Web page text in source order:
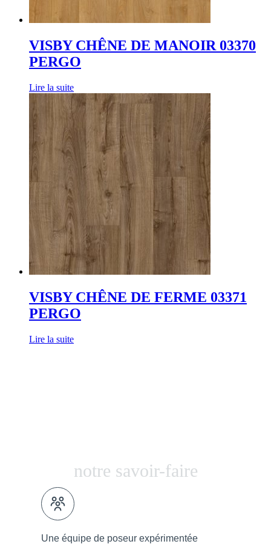
VISBY CHÊNE DE MANOIR 03370
PERGO
Lire la suite
VISBY CHÊNE DE FERME 03371
PERGO
Lire la suite
notre savoir-faire
Une équipe de poseur expérimentée